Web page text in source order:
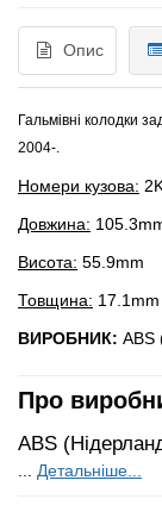
Опис
Гальмівні колодки
2004-.
Номери кузова:
Довжина:
Висота: 55.9mm
Товщина: 17.1mm
ВИРОБНИК: ABS
Про
ABS
Детальніше...